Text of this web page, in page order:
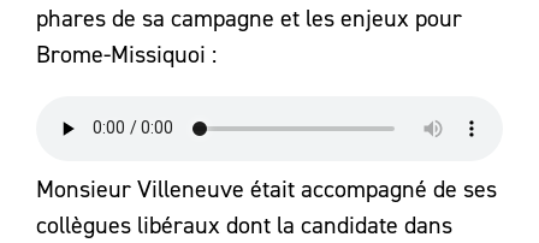
phares de sa campagne et les enjeux pour
Brome-Missiquoi :
Monsieur Villeneuve était accompagné de ses
collègues libéraux dont la candidate dans